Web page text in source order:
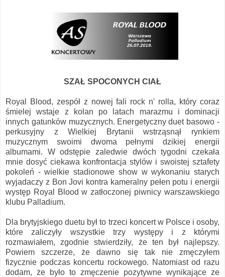
SZAŁ SPOCONYCH CIAŁ
Royal Blood, zespół z nowej fali rock n' rolla, który coraz
śmielej wstaje z kolan po latach marazmu i dominacji
innych gatunków muzycznych. Energetyczny duet basowo -
perkusyjny z Wielkiej Brytanii wstrząsnął rynkiem
muzycznym swoimi dwoma pełnymi dzikiej energii
albumami. W odstępie zaledwie dwóch tygodni czekała
mnie dosyć ciekawa konfrontacja stylów i swoistej sztafety
pokoleń - wielkie stadionowe show w wykonaniu starych
wyjadaczy z Bon Jovi kontra kameralny pełen potu i energii
występ Royal Blood w zatłoczonej piwnicy warszawskiego
klubu Palladium.
Dla brytyjskiego duetu był to trzeci koncert w Polsce i osoby,
które zaliczyły wszystkie trzy występy i z którymi
rozmawiałem, zgodnie stwierdziły, że ten był najlepszy.
Powiem szczerze, że dawno się tak nie zmęczyłem
fizycznie podczas koncertu rockowego. Natomiast od razu
dodam, że było to zmęczenie pozytywne wynikające ze